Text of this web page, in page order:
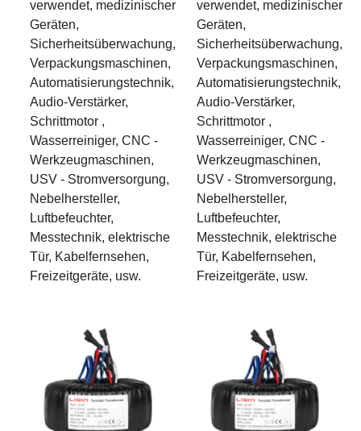
verwendet, medizinischer
Geräten,
Sicherheitsüberwachung,
Verpackungsmaschinen,
Automatisierungstechnik,
Audio-Verstärker,
Schrittmotor ,
Wasserreiniger, CNC -
Werkzeugmaschinen,
USV - Stromversorgung,
Nebelhersteller,
Luftbefeuchter,
Messtechnik, elektrische
Tür, Kabelfernsehen,
Freizeitgeräte, usw.
verwendet, medizinischer
Geräten,
Sicherheitsüberwachung,
Verpackungsmaschinen,
Automatisierungstechnik,
Audio-Verstärker,
Schrittmotor ,
Wasserreiniger, CNC -
Werkzeugmaschinen,
USV - Stromversorgung,
Nebelhersteller,
Luftbefeuchter,
Messtechnik, elektrische
Tür, Kabelfernsehen,
Freizeitgeräte, usw.